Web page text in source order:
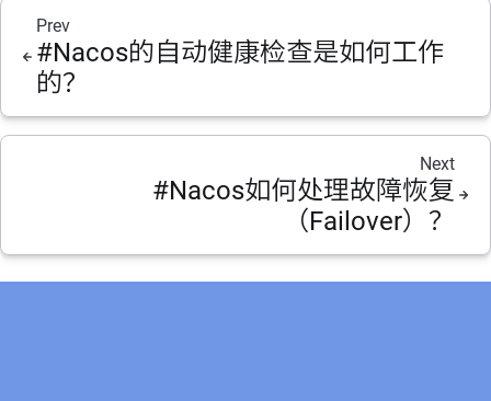
Prev
#Nacos的自动健康检查是如何工作
的？
Next
#Nacos如何处理故障恢复
（Failover）？